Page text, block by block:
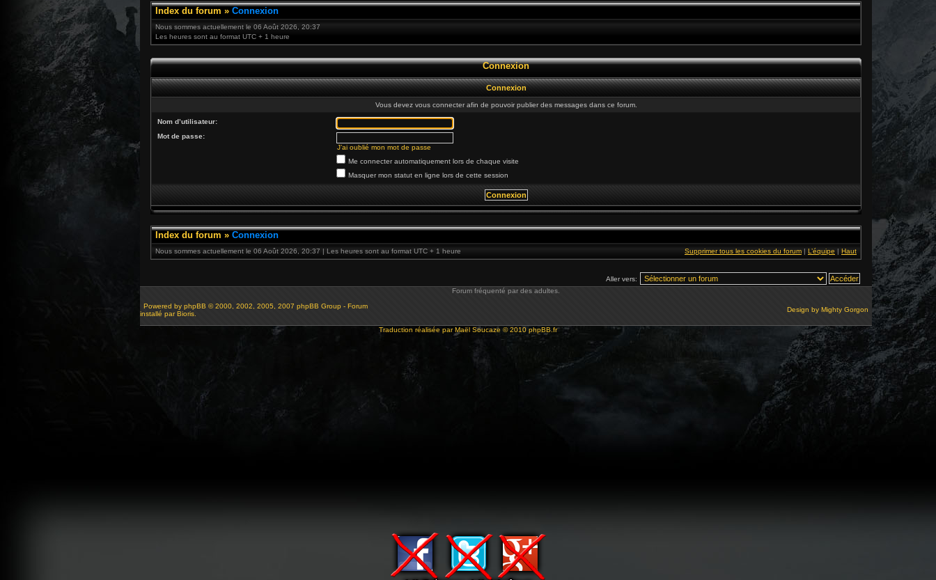
Index du forum » Connexion
Nous sommes actuellement le 06 Août 2026, 20:37
Les heures sont au format UTC + 1 heure
Connexion
Connexion
Vous devez vous connecter afin de pouvoir publier des messages dans ce forum.
Nom d’utilisateur:
Mot de passe:
J’ai oublié mon mot de passe
Me connecter automatiquement lors de chaque visite
Masquer mon statut en ligne lors de cette session
Index du forum » Connexion
Nous sommes actuellement le 06 Août 2026, 20:37 | Les heures sont au format UTC + 1 heure Supprimer tous les cookies du forum | L’équipe | Haut
Aller vers:
Forum fréquenté par des adultes.
Powered by phpBB © 2000, 2002, 2005, 2007 phpBB Group - Forum
installé par Bioris.
Design by Mighty Gorgon
Traduction réalisée parMaël Soucaze © 2010 phpBB.fr